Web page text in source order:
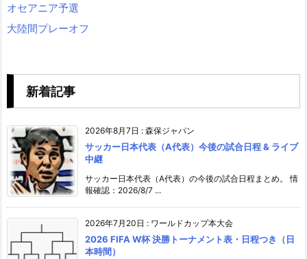
オセアニア予選
大陸間プレーオフ
新着記事
2026年8月7日 : 森保ジャパン
サッカー日本代表（A代表）今後の試合日程 & ライブ
中継
サッカー日本代表（A代表）の今後の試合日程まとめ。 情
報確認：2026/8/7 ...
2026年7月20日 : ワールドカップ本大会
2026 FIFA W杯 決勝トーナメント表・日程つき（日
本時間）